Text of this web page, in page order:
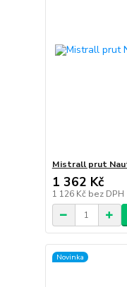
Mistrall prut
1 362 Kč
1 126 Kč bez DPH
Novinka